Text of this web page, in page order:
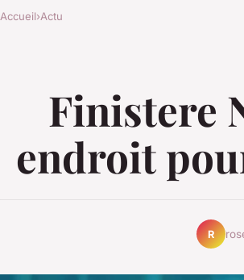
Accueil›Actu
Finistere
endroit
R